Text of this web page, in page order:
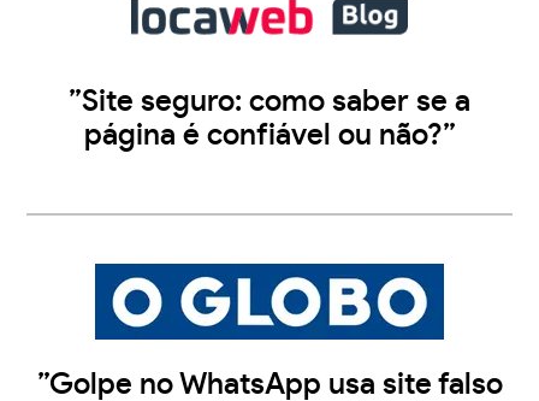
”Site seguro: como saber se a
página é confiável ou não?”
”Golpe no WhatsApp usa site falso